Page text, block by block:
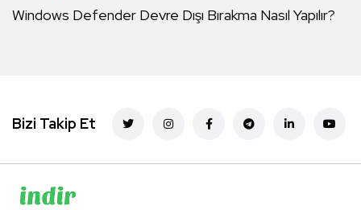
Windows Defender Devre Dışı Bırakma Nasıl Yapılır?
Bizi Takip Et